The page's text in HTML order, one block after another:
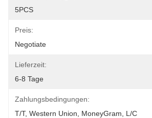
5PCS
Preis:
Negotiate
Lieferzeit:
6-8 Tage
Zahlungsbedingungen:
T/T, Western Union, MoneyGram, L/C